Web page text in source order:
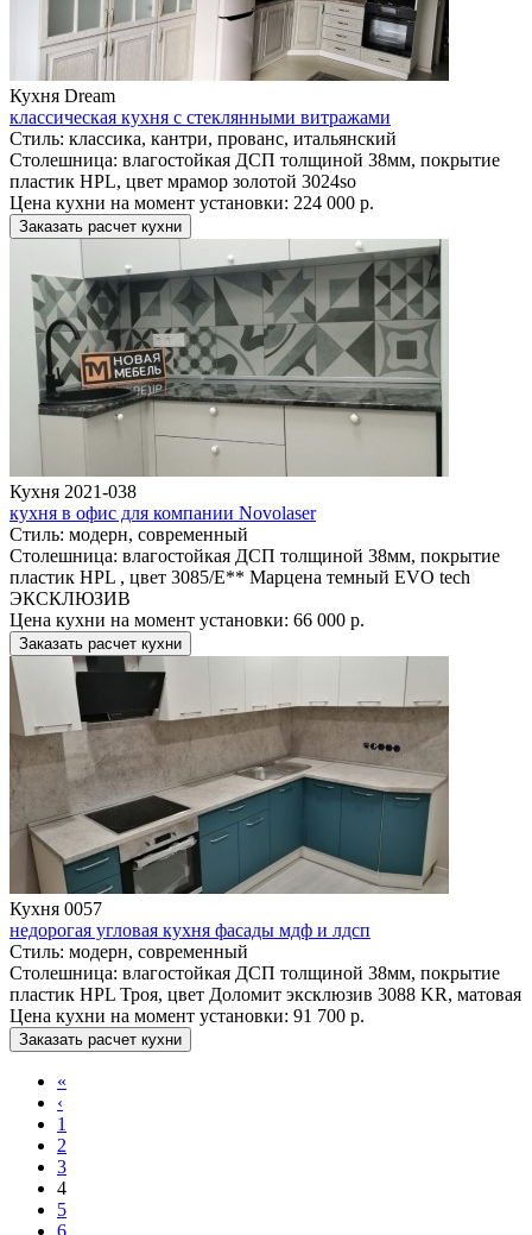
Кухня Dream
классическая кухня с стеклянными витражами
Стиль: классика, кантри, прованс, итальянский
Столешница: влагостойкая ДСП толщиной 38мм, покрытие
пластик HPL, цвет мрамор золотой 3024so
Цена кухни на момент установки: 224 000 р.
Заказать расчет кухни
Кухня 2021-038
кухня в офис для компании Novolaser
Стиль: модерн, современный
Столешница: влагостойкая ДСП толщиной 38мм, покрытие
пластик HPL , цвет 3085/E** Марцена темный EVO tech
ЭКСКЛЮЗИВ
Цена кухни на момент установки: 66 000 р.
Заказать расчет кухни
Кухня 0057
недорогая угловая кухня фасады мдф и лдсп
Стиль: модерн, современный
Столешница: влагостойкая ДСП толщиной 38мм, покрытие
пластик HPL Троя, цвет Доломит эксклюзив 3088 KR, матовая
Цена кухни на момент установки: 91 700 р.
Заказать расчет кухни
«
‹
1
2
3
4
5
6